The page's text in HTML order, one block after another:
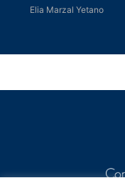
Elia Marzal Yetano